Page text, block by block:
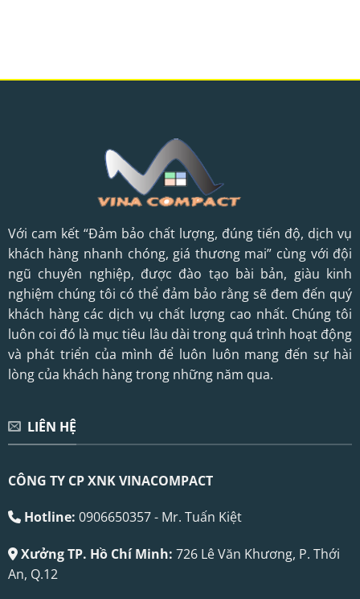
Với cam kết “Đảm bảo chất lượng, đúng tiến độ, dịch vụ
khách hàng nhanh chóng, giá thương mai” cùng với đội
ngũ chuyên nghiệp, được đào tạo bài bản, giàu kinh
nghiệm chúng tôi có thể đảm bảo rằng sẽ đem đến quý
khách hàng các dịch vụ chất lượng cao nhất. Chúng tôi
luôn coi đó là mục tiêu lâu dài trong quá trình hoạt động
và phát triển của mình để luôn luôn mang đến sự hài
lòng của khách hàng trong những năm qua.
LIÊN HỆ
CÔNG TY CP XNK VINACOMPACT
Hotline: 0906650357 - Mr. Tuấn Kiệt
Xưởng TP. Hồ Chí Minh: 726 Lê Văn Khương, P. Thới
An, Q.12